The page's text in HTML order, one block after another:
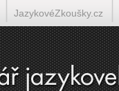
JazykovéZkoušky.cz
line Italština on-line